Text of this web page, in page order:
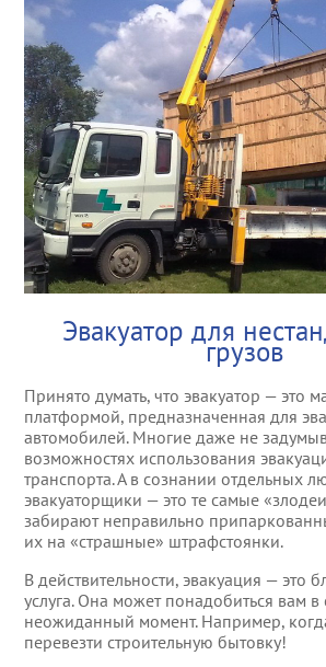
Эвакуатор для
грузов
Принято думать, что эвакуатор — это
платформой, предназначенная для
автомобилей. Многие даже не
возможностях использования
транспорта. А в сознании отдельных
эвакуаторщики — это те самые
забирают неправильно
их на «страшные» штрафстоянки.
В действительности, эвакуация — это
услуга. Она может понадобиться вам
неожиданный момент. Например,
перевезти строительную бытовку!